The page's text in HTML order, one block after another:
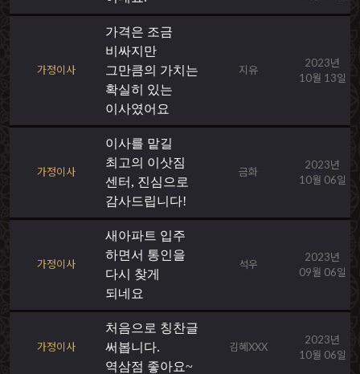
가정이사
가격은 조금
비싸지만
그만큼의 가치는
확실히 있는
이사였어요
지유
2023년
10월 13일
가정이사
이사를 맡길
최고의 이삿짐
센터, 진심으로
감사드립니다!
금화
2023년
10월 06일
가정이사
새아파트 입주
하면서 통인을
다시 찾게
되네요
석우
2023년
09월 06일
가정이사
처음으로 칭찬글
써봅니다.
역삼점 좋아요~
김혜XXX
2023년
10월 06일